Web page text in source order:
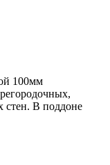
100мм
стен. В поддоне